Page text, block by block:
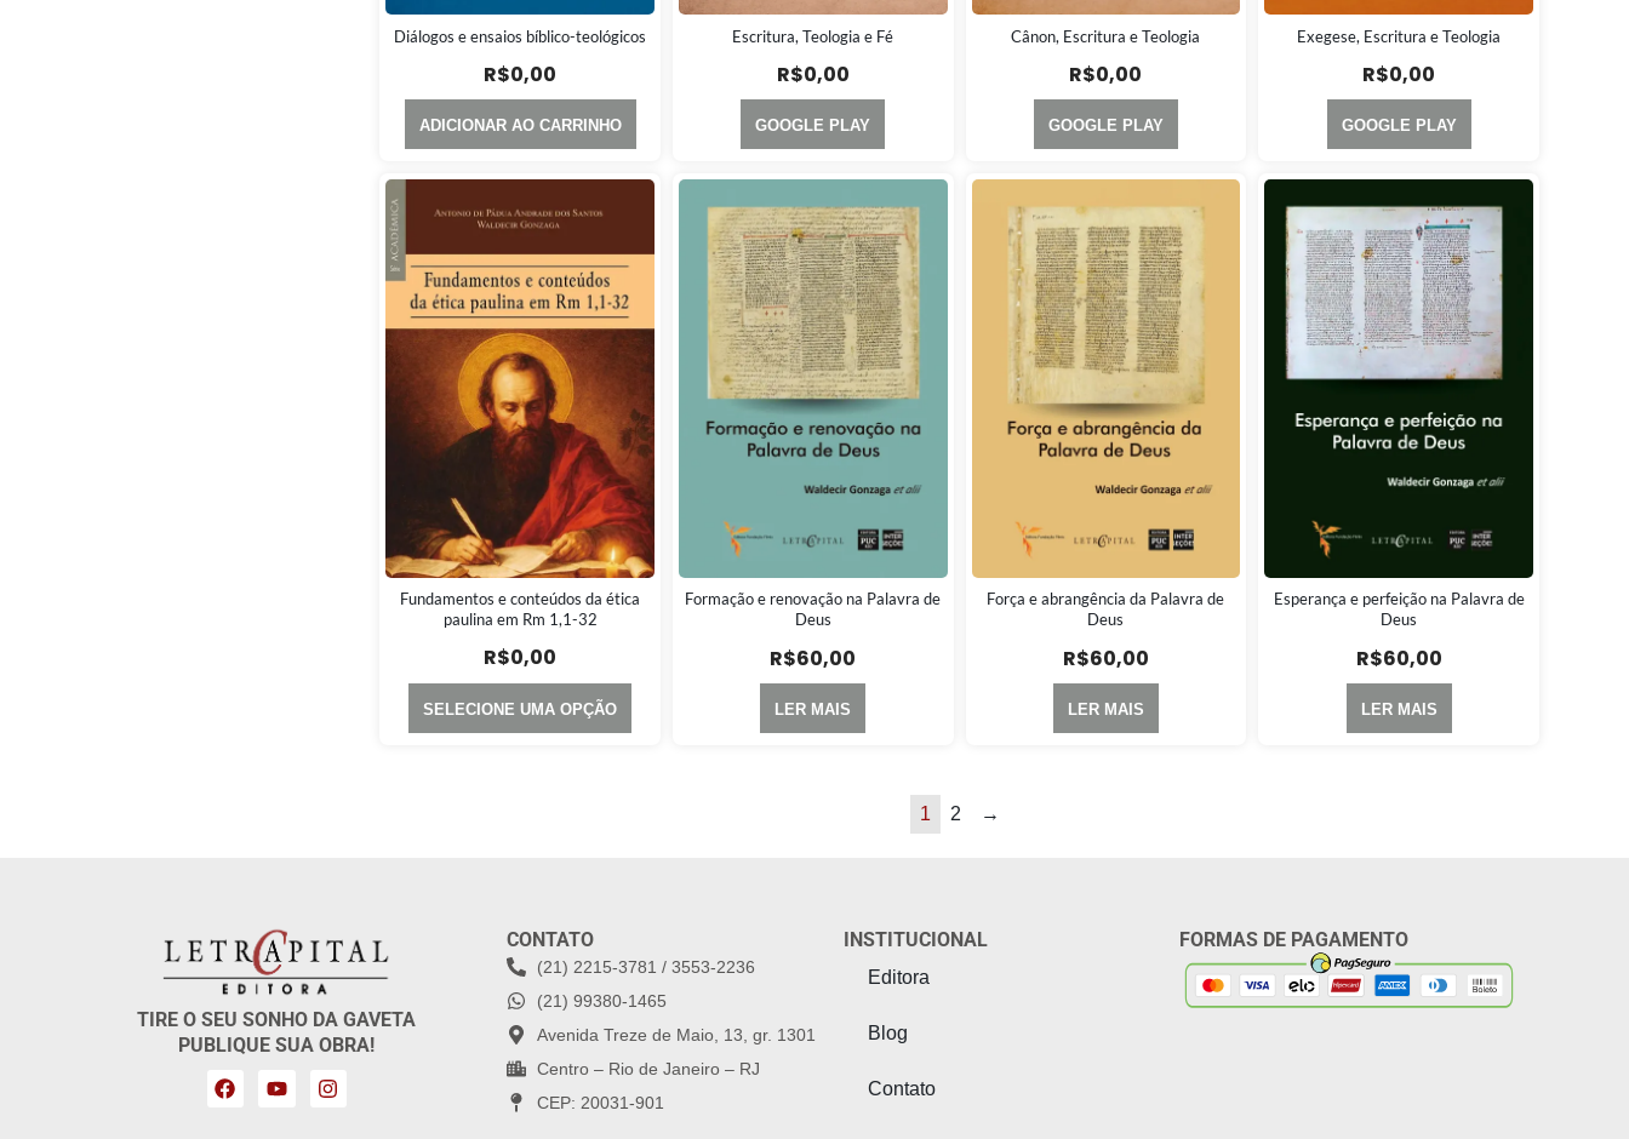
Diálogos e ensaios bíblico-teológicos
R$0,00
ADICIONAR AO CARRINHO
Escritura, Teologia e Fé
R$0,00
GOOGLE PLAY
Cânon, Escritura e Teologia
R$0,00
GOOGLE PLAY
Exegese, Escritura e Teologia
R$0,00
GOOGLE PLAY
Fundamentos e conteúdos da ética
paulina em Rm 1,1-32
R$0,00
SELECIONE UMA OPÇÃO
Formação e renovação na Palavra de
Deus
R$60,00
LER MAIS
Força e abrangência da Palavra de
Deus
R$60,00
LER MAIS
Esperança e perfeição na Palavra de
Deus
R$60,00
LER MAIS
1 2 →
TIRE O SEU SONHO DA GAVETA
PUBLIQUE SUA OBRA!
CONTATO
(21) 2215-3781 / 3553-2236
(21) 99380-1465
Avenida Treze de Maio, 13, gr. 1301
Centro – Rio de Janeiro – RJ
CEP: 20031-901
INSTITUCIONAL
Editora
Blog
Contato
FORMAS DE PAGAMENTO